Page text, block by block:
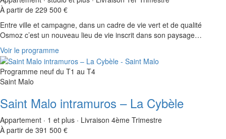
À partir de 229 500 €
Entre ville et campagne, dans un cadre de vie vert et de qualité
Osmoz c’est un nouveau lieu de vie inscrit dans son paysage…
Voir le programme
Programme neuf du T1 au T4
Saint Malo
Saint Malo intramuros – La Cybèle
Appartement · 1 et plus · Livraison 4ème Trimestre
À partir de 391 500 €